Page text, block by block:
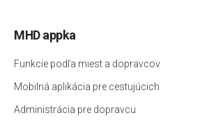
MHD appka
Funkcie podľa miest a dopravcov
Mobilná aplikácia pre cestujúcich
Administrácia pre dopravcu